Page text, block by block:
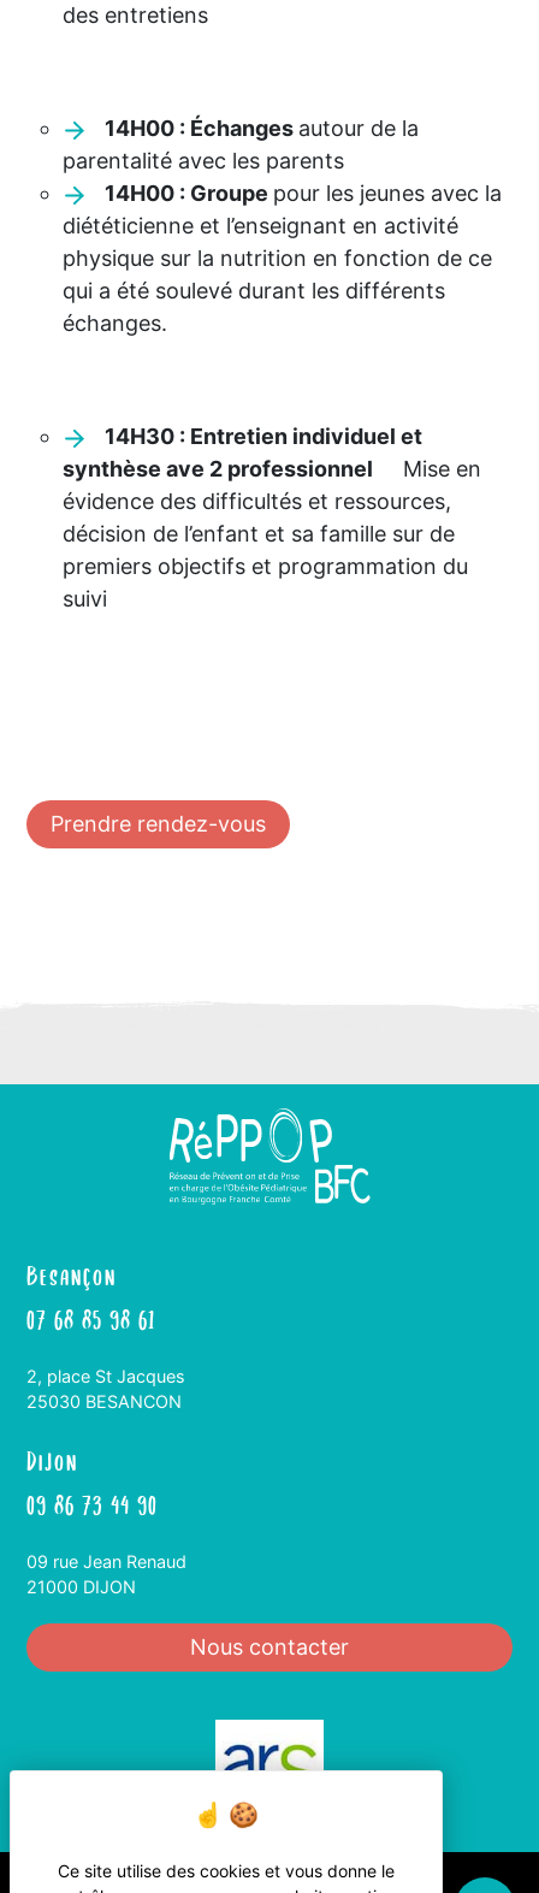
des entretiens
14H00 : Échanges autour de la
parentalité avec les parents
14H00 : Groupe pour les jeunes avec la
diététicienne et l’enseignant en activité
physique sur la nutrition en fonction de ce
qui a été soulevé durant les différents
échanges.
14H30 : Entretien individuel et
synthèse ave 2 professionnel Mise en
évidence des difficultés et ressources,
décision de l’enfant et sa famille sur de
premiers objectifs et programmation du
suivi
Prendre rendez-vous
Besançon
07 68 85 98 61
2, place St Jacques
25030 BESANCON
Dijon
09 86 73 44 90
09 rue Jean Renaud
21000 DIJON
Nous contacter
Réalisation Koredge
Ce site utilise des cookies et vous donne le